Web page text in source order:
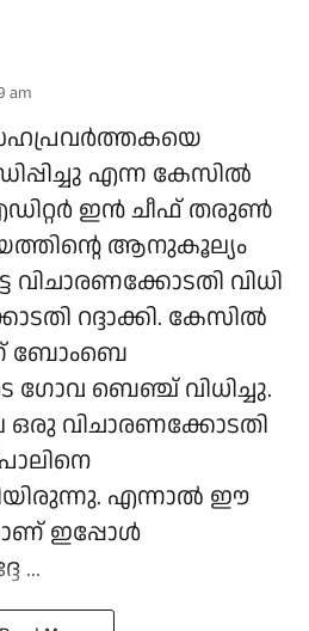
am
എന്ന കേസിൽ
ഇൻ ചീഫ് തരുൺ
ആനുകൂല്യം
വിചാരണക്കോടതി വിധി
റദ്ദാക്കി. കേസിൽ
ബോംബെ
ബെഞ്ച് വിധിച്ചു.
ഒരു വിചാരണക്കോടതി
എന്നാൽ ഈ
ഇപ്പോൾ
...